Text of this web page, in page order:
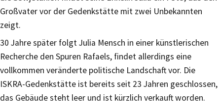
Großvater vor der Gedenkstätte mit zwei Unbekannten
zeigt.
30 Jahre später folgt Julia Mensch in einer künstlerischen
Recherche den Spuren Rafaels, findet allerdings eine
vollkommen veränderte politische Landschaft vor. Die
ISKRA-Gedenkstätte ist bereits seit 23 Jahren geschlossen,
das Gebäude steht leer und ist kürzlich verkauft worden.